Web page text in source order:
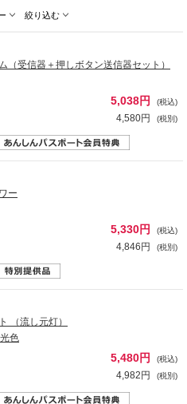
絞り込む
（受信器＋押しボタン送信器セット）
5,038円 (税込)
4,580円 (税別)
ー
5,330円 (税込)
4,846円 (税別)
（流し元灯）
色
5,480円 (税込)
4,982円 (税別)